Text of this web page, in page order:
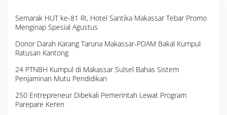
Semarak HUT ke-81 RI, Hotel Santika Makassar Tebar Promo
Menginap Spesial Agustus
Donor Darah Karang Taruna Makassar-PDAM Bakal Kumpul
Ratusan Kantong
24 PTNBH Kumpul di Makassar Sulsel Bahas Sistem
Penjaminan Mutu Pendidikan
250 Entrepreneur Dibekali Pemerintah Lewat Program
Parepare Keren